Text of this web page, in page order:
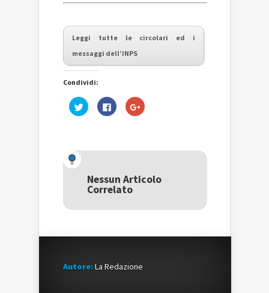
Leggi tutte le circolari ed i
messaggi dell’INPS
Condividi:
Fai
clic
una
nuova
finestra)
Fai
clic
nuova
finestra)
Fai
clic
una
nuova
Nessun Articolo
Correlato
Autore:La Redazione